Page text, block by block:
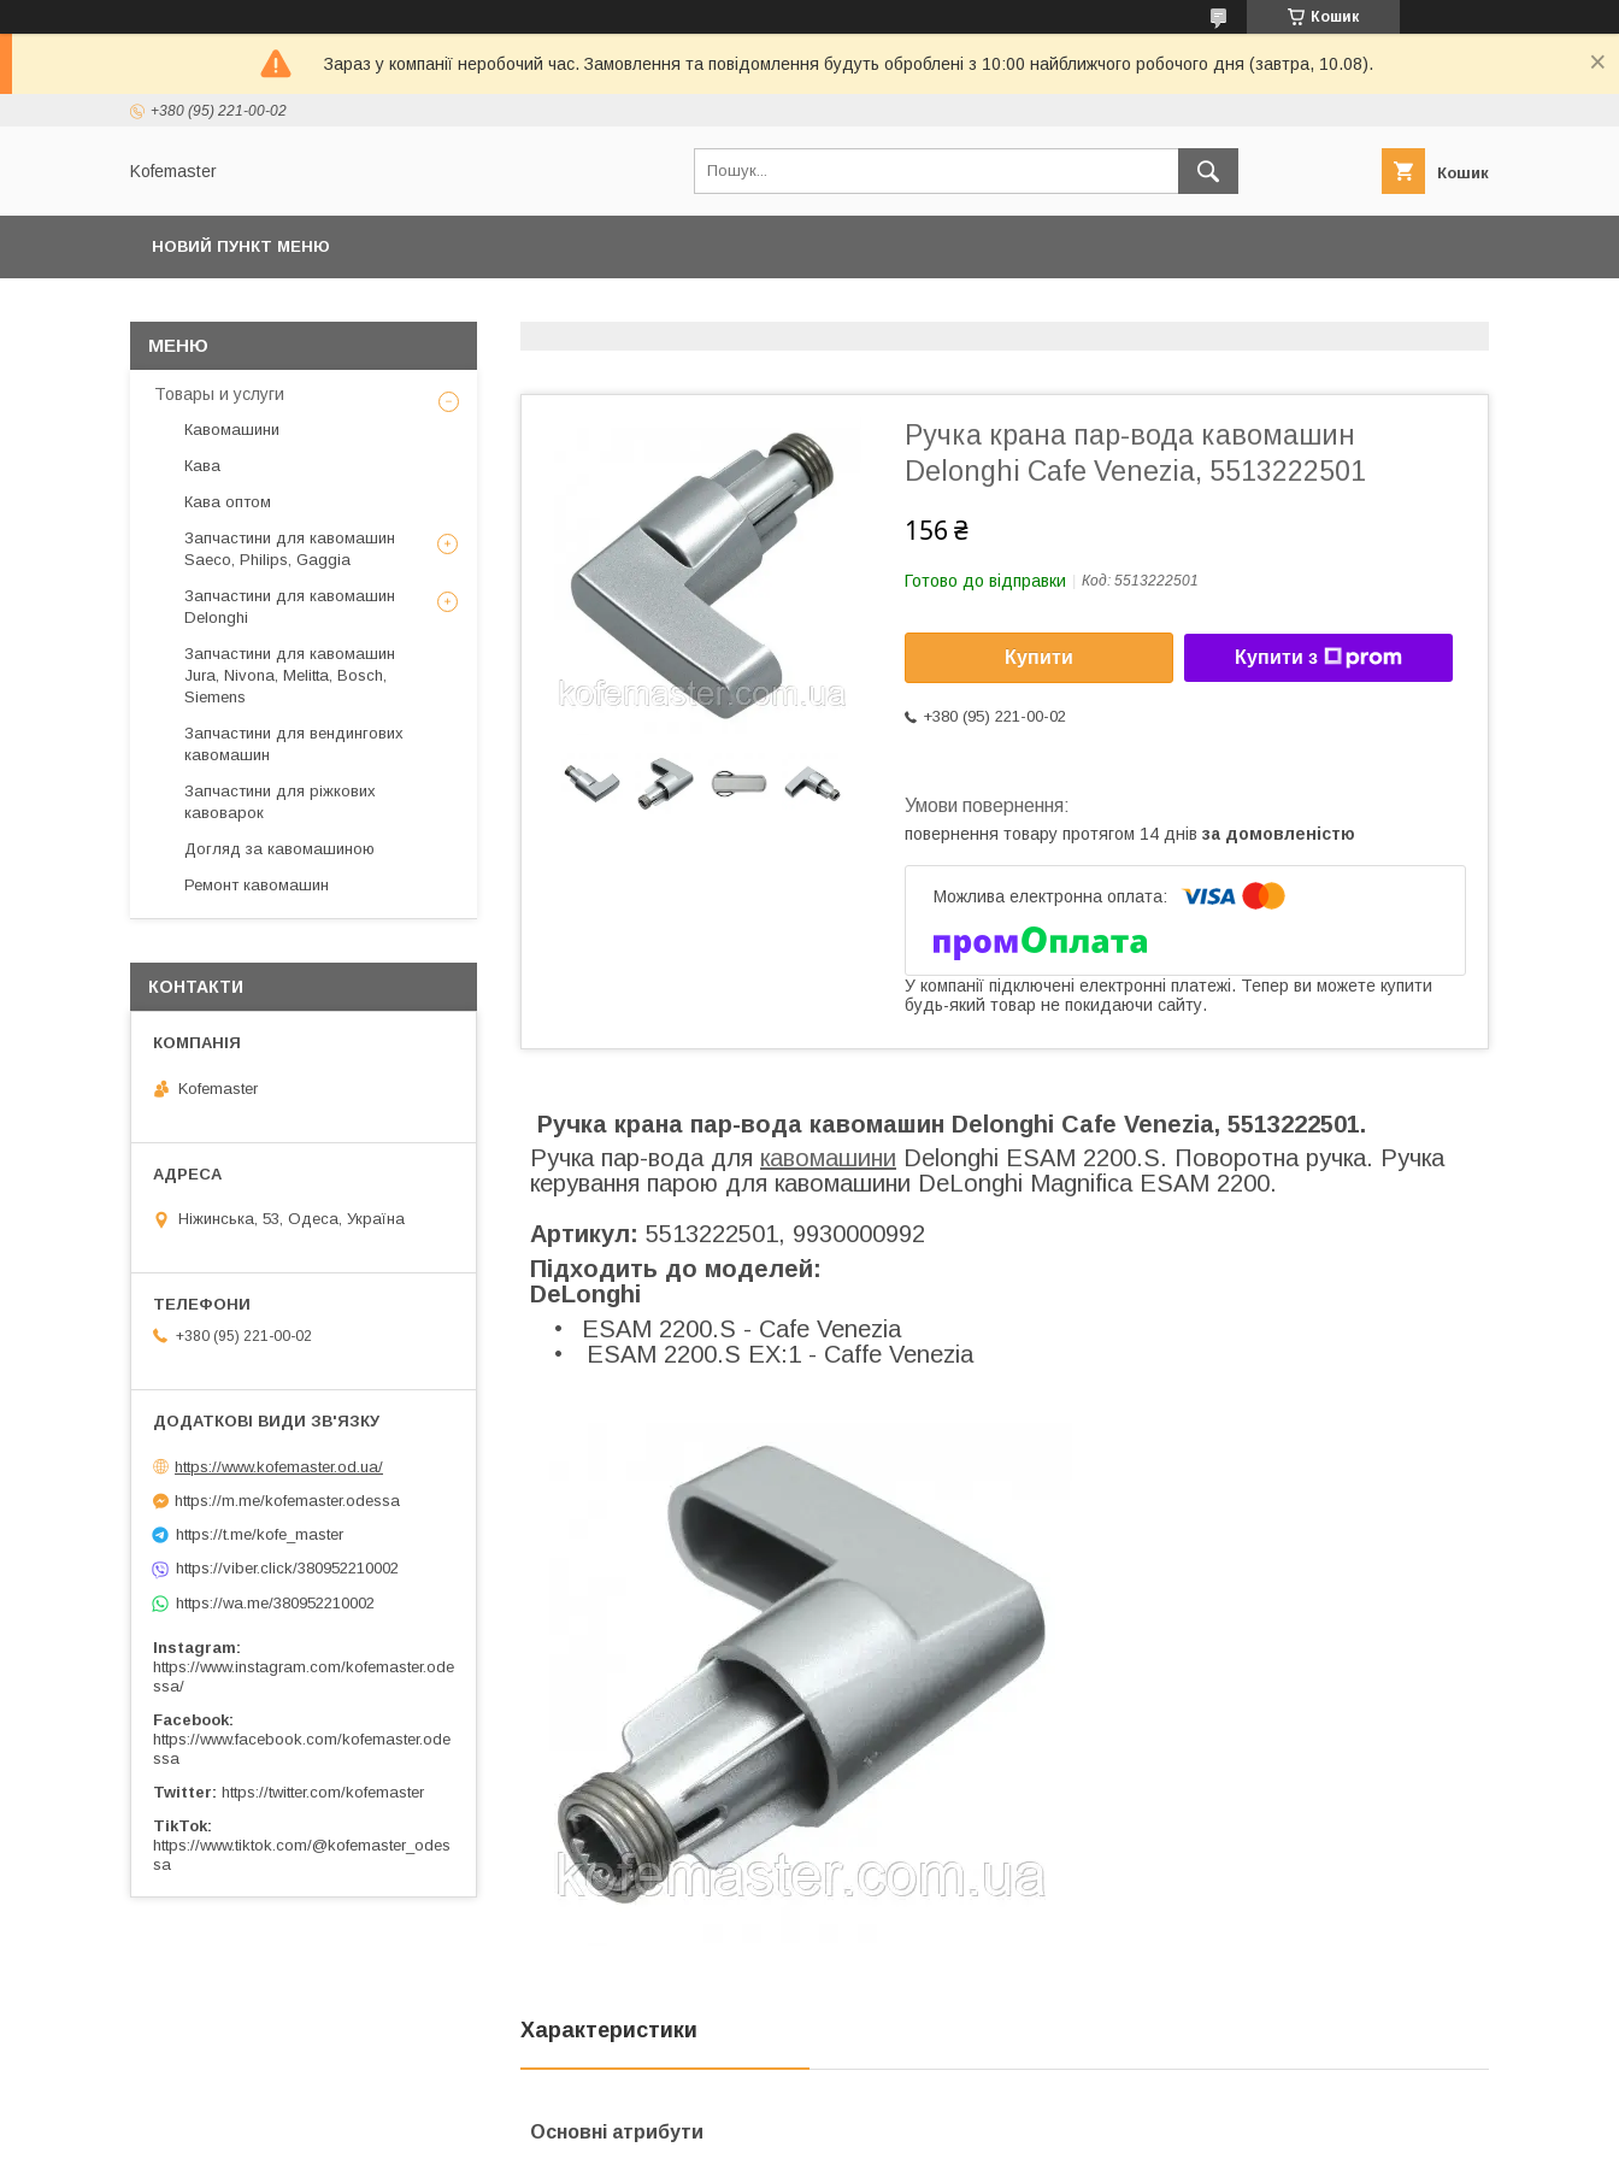
Кошик
Зараз у компанії неробочий час. Замовлення та повідомлення будуть оброблені з 10:00 найближчого робочого дня (завтра, 10.08).
+380 (95) 221-00-02
Kofemaster Кошик
НОВИЙ ПУНКТ МЕНЮ
Ручка крана пар-вода кавомашин
Delonghi Cafe Venezia, 5513222501
156 ₴
Готово до відправки Код: 5513222501
Купити Купити з
+380 (95) 221-00-02
повернення товару протягом 14 днів за домовленістю
У компанії підключені електронні платежі. Тепер ви можете купити
будь-який товар не покидаючи сайту.
Ручка крана пар-вода кавомашин Delonghi Cafe Venezia, 5513222501.
Ручка пар-вода для кавомашини Delonghi ESAM 2200.S. Поворотна ручка. Ручка
керування парою для кавомашини DeLonghi Magnifica ESAM 2200.
Артикул: 5513222501, 9930000992
Підходить до моделей:
DeLonghi
ESAM 2200.S - Cafe Venezia
ESAM 2200.S EX:1 - Caffe Venezia
Характеристики
Основні атрибути
Товары и услуги
Кавомашини
Кава
Кава оптом
Запчастини для кавомашин
Saeco, Philips, Gaggia
Запчастини для кавомашин
Delonghi
Запчастини для кавомашин
Jura, Nivona, Melitta, Bosch,
Siemens
Запчастини для вендингових
кавомашин
Запчастини для ріжкових
кавоварок
Догляд за кавомашиною
Ремонт кавомашин
КОНТАКТИ
Kofemaster
Ніжинська, 53, Одеса, Україна
+380 (95) 221-00-02
https://www.kofemaster.od.ua/
https://m.me/kofemaster.odessa
https://t.me/kofe_master
https://viber.click/380952210002
https://wa.me/380952210002
Instagram
https://www.instagram.com/kofemaster.ode
ssa/
Facebook
https://www.facebook.com/kofemaster.ode
ssa
Twitter https://twitter.com/kofemaster
TikTok
https://www.tiktok.com/@kofemaster_odes
sa